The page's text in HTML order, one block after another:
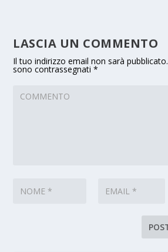
LASCIA UN COMMENTO
Il tuo indirizzo email non sarà pubblicato.
sono contrassegnati*